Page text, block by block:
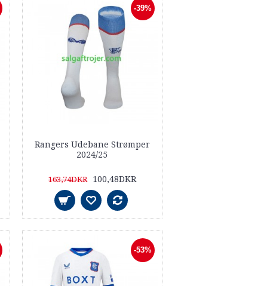
-39%
Rangers Udebane Strømper
2024/25
163,74DKR 100,48DKR
-53%